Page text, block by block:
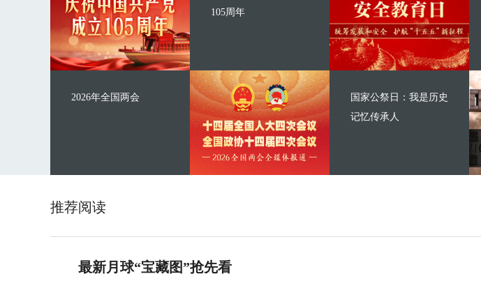
105周年
2026年全国两会
国家公祭日：我是历史
记忆传承人
推荐阅读
最新月球“宝藏图”抢先看